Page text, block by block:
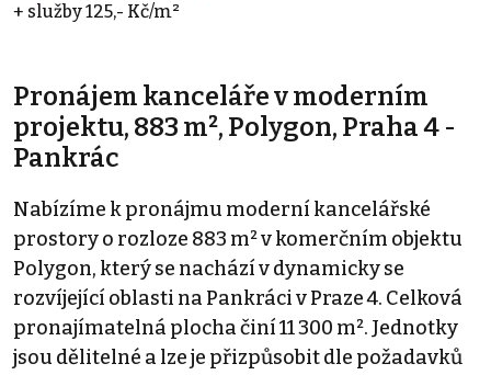
+ služby 125,- Kč/m²
Pronájem kanceláře v moderním
projektu, 883 m², Polygon, Praha 4 -
Pankrác
Nabízíme k pronájmu moderní kancelářské
prostory o rozloze 883 m² v komerčním objektu
Polygon, který se nachází v dynamicky se
rozvíjející oblasti na Pankráci v Praze 4. Celková
pronajímatelná plocha činí 11 300 m². Jednotky
jsou dělitelné a lze je přizpůsobit dle požadavků